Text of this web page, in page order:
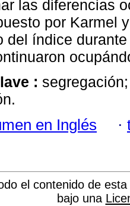
las diferencias
por Karmel
del índice
:
en Inglés ·
el contenido de
bajo una